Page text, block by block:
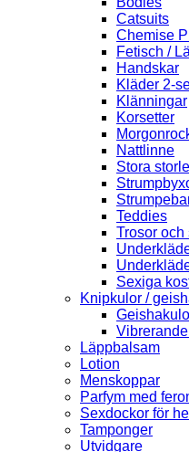
Catsuits
Chemise
Fetisch /
Handskar
Kläder 2-
Klänningar
Korsetter
Nattlinne
Stora
Teddies
Trosor och
Sexiga
Knipkulor /
Läppbalsam
Lotion
Menskoppar
Parfym med
Sexdockor för
Tamponger
Utvidgare